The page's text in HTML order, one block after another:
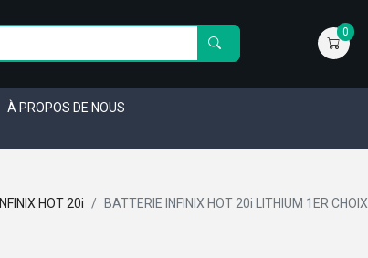
0
À PROPOS DE NOUS
INFINIX HOT 20i BATTERIE INFINIX HOT 20i LITHIUM 1ER CHOIX